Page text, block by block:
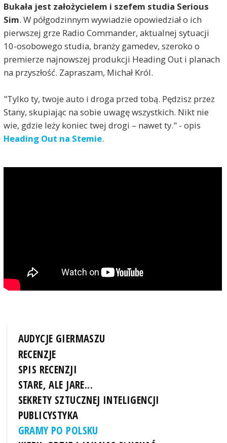
Bukała jest założycielem i szefem studia Serious
Sim. W półgodzinnym wywiadzie opowiedział o ich
pierwszej grze Radio Commander, aktualnej sytuacji
10-osobowego studia, branży gamedev, szeroko o
premierze najnowszej produkcji Heading Out i planach
na przyszłość. Zapraszam, Michał Król.
"Tylko ty, twoje auto i droga przed tobą. Pędzisz przez
Stany, skupiając na sobie uwagę wszystkich. Nikt nie
wie, gdzie leży koniec twej drogi – nawet ty." - opis
Heading Out na Stemie.
AUDYCJE GIERMASZU
RECENZJE
SPIS RECENZJI
STARE, ALE JARE...
SEKRETY SZTUCZNEJ INTELIGENCJI
PUBLICYSTYKA
GRAMY PO POLSKU